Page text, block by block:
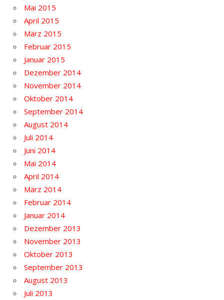
Mai 2015
April 2015
März 2015
Februar 2015
Januar 2015
Dezember 2014
November 2014
Oktober 2014
September 2014
August 2014
Juli 2014
Juni 2014
Mai 2014
April 2014
März 2014
Februar 2014
Januar 2014
Dezember 2013
November 2013
Oktober 2013
September 2013
August 2013
Juli 2013